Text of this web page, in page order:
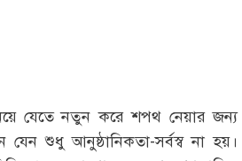
যেতে নতুন করে শপথ নেয়ার জন্য
যেন শুধু আনুষ্ঠানিকতা-সর্বস্ব না হয়।